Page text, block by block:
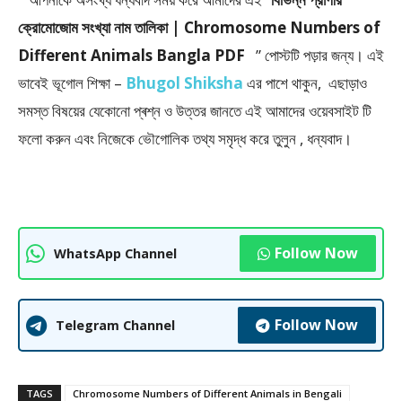
ক্রোমোজোম সংখ্যা নাম তালিকা | Chromosome Numbers of
Different Animals Bangla PDF ” পােস্টটি পড়ার জন্য। এই
ভাবেই ভূগোল শিক্ষা – Bhugol Shiksha এর পাশে থাকুন, এছাড়াও
সমস্ত বিষয়ের যেকোনো প্ৰশ্ন ও উত্তর জানতে এই আমাদের ওয়েবসাইট টি
ফলাে করুন এবং নিজেকে ভৌগােলিক তথ্য সমৃদ্ধ করে তুলুন , ধন্যবাদ।
WhatsApp Channel Follow Now
Telegram Channel Follow Now
TAGS
Chromosome Numbers of Different Animals in Bengali